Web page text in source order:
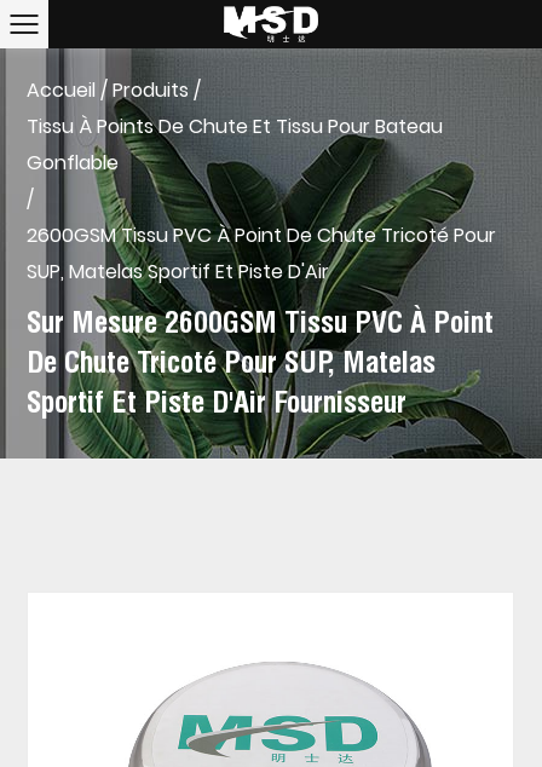
Accueil /Produits /
Tissu À Points De Chute Et Tissu Pour Bateau
Gonflable
/
2600GSM Tissu PVC À Point De Chute Tricoté Pour
SUP, Matelas Sportif Et Piste D'Air
Sur Mesure 2600GSM Tissu PVC À Point
De Chute Tricoté Pour SUP, Matelas
Sportif Et Piste D'Air Fournisseur